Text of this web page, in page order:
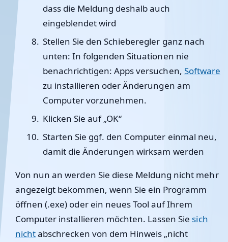
dass die Meldung deshalb auch
eingeblendet wird
Stellen Sie den Schieberegler ganz nach
unten: In folgenden Situationen nie
benachrichtigen: Apps versuchen, Software
zu installieren oder Änderungen am
Computer vorzunehmen.
Klicken Sie auf „OK“
Starten Sie ggf. den Computer einmal neu,
damit die Änderungen wirksam werden
Von nun an werden Sie diese Meldung nicht mehr
angezeigt bekommen, wenn Sie ein Programm
öffnen (.exe) oder ein neues Tool auf Ihrem
Computer installieren möchten. Lassen Sie sich
nichtabschrecken von dem Hinweis „nicht